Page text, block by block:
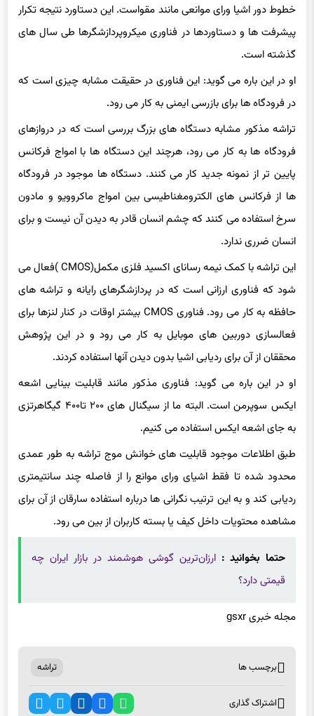
خطوط دور اشیا ورای موانعی مانند مقواست. این دستاورد نتیجه تکرار
پیشرفت ها و دستاوردها در فناوری میکروپردازشگرها طی سال های
گذشته است.
او در این باره می گوید: این فناوری در حقیقت مشابه چیزی است که
در فرودگاه ها برای بازرسی ایمنی به کار می رود.
تراشه مذکور مشابه دستگاه های بزرگ بررسی است که در دروازهای
فرودگاه ها به کار می رود، هرچند این دستگاه ها با امواج فرکانس
پایین تر از نمونه جدید کار می کنند. دستگاه ها موجود در فرودگاه
ها از فرکانس های الکترومغناطیسی بین امواج ماکروویو و مادون
سرخ استفاده می کنند که چشم انسان قادر به دیدن آن نیست و برای
انسان ضرری ندارد.
این تراشه با کمک نیمه رسانای اکسید فلزی مکمل(CMOS )فعال می
شود که فناوری ارزانی است که در پردازشگرهای رایانه و تراشه های
حافظه به کار می رود. فناوری CMOS بیشتر اوقات در کنار لنزها برای
فعالسازی دوربین های موبایل به کار می رود و در این پژوهش
محققان از آن برای ردیابی اشیا بدون دیدن آنها استفاده کردند.
او در این باره می گوید: فناوری مذکور مانند قابلیت بینایی اشعه
ایکس سوپرمن است. البته ما از سیگنال های ۲۰۰ تا۴۰۰ گیگاهرتزی
به جای اشعه ایکس استفاده می کنیم.
طبق اطلاعات موجود قابلیت های خوانش موج تراشه به طور عمدی
محدود شده تا فقط اشیای ورای موانع را از فاصله چند سانتیمتری
ردیابی کند و به این ترتیب نگرانی ها درباره استفاده سارقان از آن برای
مشاهده محتویات داخل کیف یا بسته کاربران از بین می رود.
حتما بخوانید :ارزان‌ترین گوشی هوشمند در بازار ایران چه
قیمتی دارد؟
مجله خبری gsxr
برچسب ها تراشه
اشتراک گذاری